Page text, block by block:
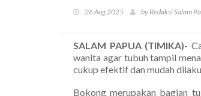
26 Aug 2025 by Redaksi Salam
SALAM PAPUA (TIMIKA)-
wanita agar tubuh tampil
cukup efektif dan mudah
Bokong merupakan bagian